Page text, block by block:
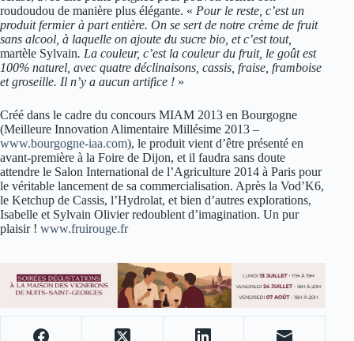
roudoudou de manière plus élégante. « Pour le reste, c’est un
produit fermier à part entière. On se sert de notre crème de fruit
sans alcool, à laquelle on ajoute du sucre bio, et c’est tout,
martèle Sylvain. La couleur, c’est la couleur du fruit, le goût est
100% naturel, avec quatre déclinaisons, cassis, fraise, framboise
et groseille. Il n’y a aucun artifice ! »
Créé dans le cadre du concours MIAM 2013 en Bourgogne
(Meilleure Innovation Alimentaire Millésime 2013 –
www.bourgogne-iaa.com), le produit vient d’être présenté en
avant-première à la Foire de Dijon, et il faudra sans doute
attendre le Salon International de l’Agriculture 2014 à Paris pour
le véritable lancement de sa commercialisation. Après la Vod’K6,
le Ketchup de Cassis, l’Hydrolat, et bien d’autres explorations,
Isabelle et Sylvain Olivier redoublent d’imagination. Un pur
plaisir ! www.fruirouge.fr